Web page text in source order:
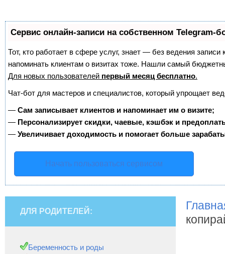
Сервис онлайн-записи на собственном Telegram-
Тот, кто работает в сфере услуг, знает — без ведения
напоминать клиентам о визитах тоже. Нашли самый
Для новых пользователей первый месяц бесплатно.
Чат-бот для мастеров и специалистов, который упрощает
— Сам записывает клиентов и напоминает им о визите;
— Персонализирует скидки, чаевые, кэшбэк и
— Увеличивает доходимость и помогает больше
Начать пользоваться сервисом
ДЛЯ РОДИТЕЛЕЙ:
Беременность и роды